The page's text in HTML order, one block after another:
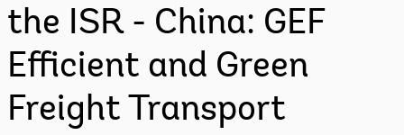
the ISR - China: GEF
Efficient and Green
Freight Transport